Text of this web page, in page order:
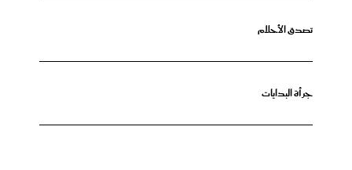
تصدق الأحلام
جرأة البدايات